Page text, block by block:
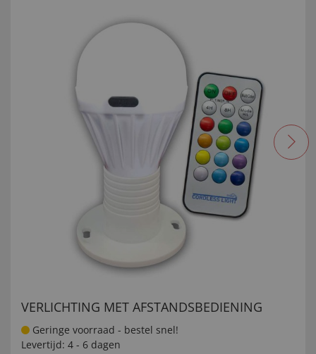
VERLICHTING MET AFSTANDSBEDIENING
Geringe voorraad - bestel snel!
Levertijd: 4 - 6 dagen